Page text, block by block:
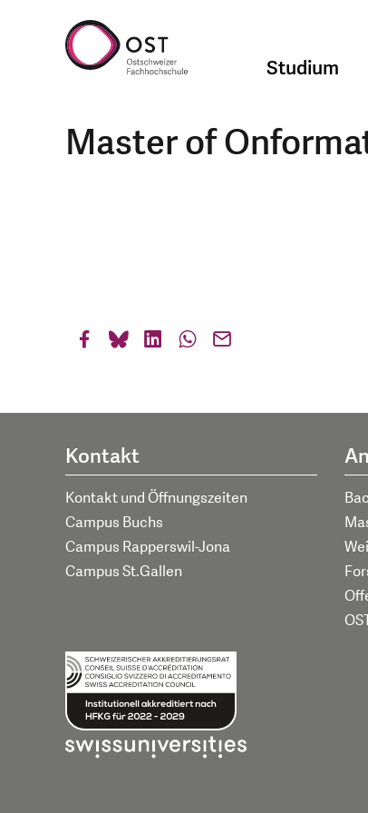
Studium
Master of
Kontakt
Kontakt und Öffnungszeiten
Campus Buchs
Campus Rapperswil-Jona
Campus St.Gallen